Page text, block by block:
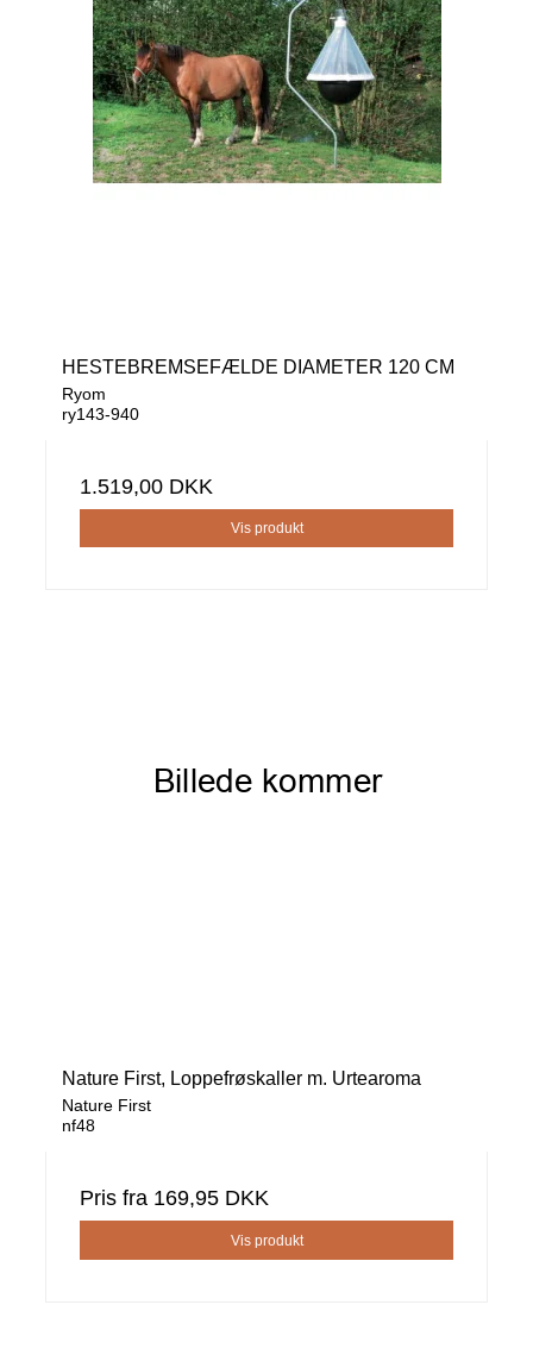
HESTEBREMSEFÆLDE DIAMETER 120 CM
Ryom
ry143-940
1.519,00 DKK
Vis produkt
Nature First, Loppefrøskaller m. Urtearoma
Nature First
nf48
Pris fra 169,95 DKK
Vis produkt